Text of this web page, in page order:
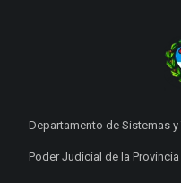
Departamento de Sistemas
Poder Judicial de la